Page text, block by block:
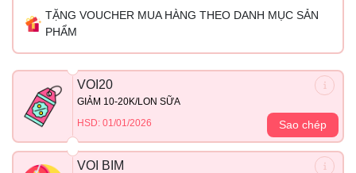
TẶNG VOUCHER MUA HÀNG THEO DANH MỤC SẢN
PHẨM
VOI20
GIẢM 10-20K/LON SỮA
HSD: 01/01/2026
Sao chép
VOI BIM